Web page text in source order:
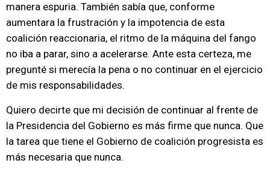
manera espuria. También sabía que, conforme
aumentara la frustración y la impotencia de esta
coalición reaccionaria, el ritmo de la máquina del fango
no iba a parar, sino a acelerarse. Ante esta certeza, me
pregunté si merecía la pena o no continuar en el ejercicio
de mis responsabilidades.
Quiero decirte que mi decisión de continuar al frente de
la Presidencia del Gobierno es más firme que nunca. Que
la tarea que tiene el Gobierno de coalición progresista es
más necesaria que nunca.